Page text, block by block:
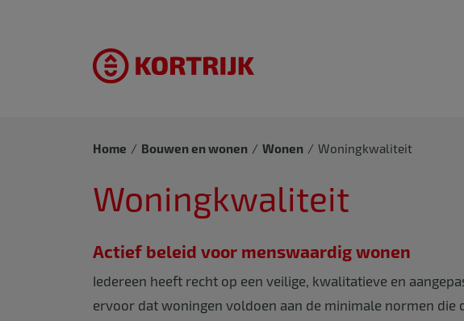
Home Bouwen en wonen Wonen Woningkwaliteit
Woningkwaliteit
Actief beleid voor menswaardig wonen
Iedereen heeft recht op een veilige, kwalitatieve en
ervoor dat woningen voldoen aan de minimale normen die